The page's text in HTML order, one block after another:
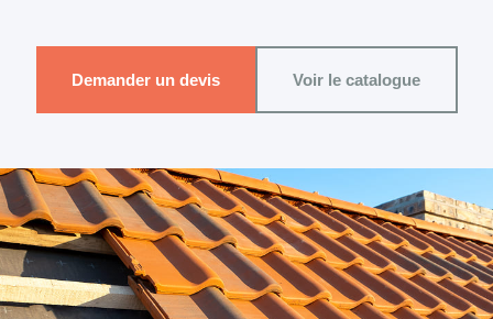
Demander un devis Voir le catalogue